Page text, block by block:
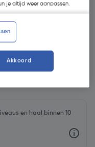
en haal binnen 10
je altijd weer aanpassen.
Akkoord